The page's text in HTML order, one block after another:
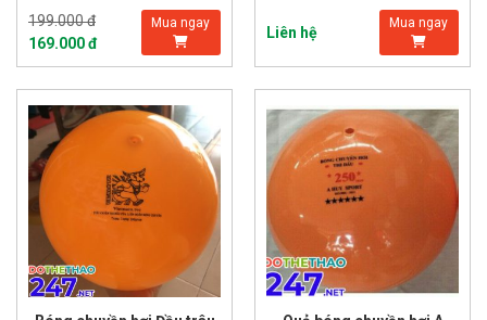
199.000 đ
169.000 đ
Mua ngay
Liên hệ
Mua ngay